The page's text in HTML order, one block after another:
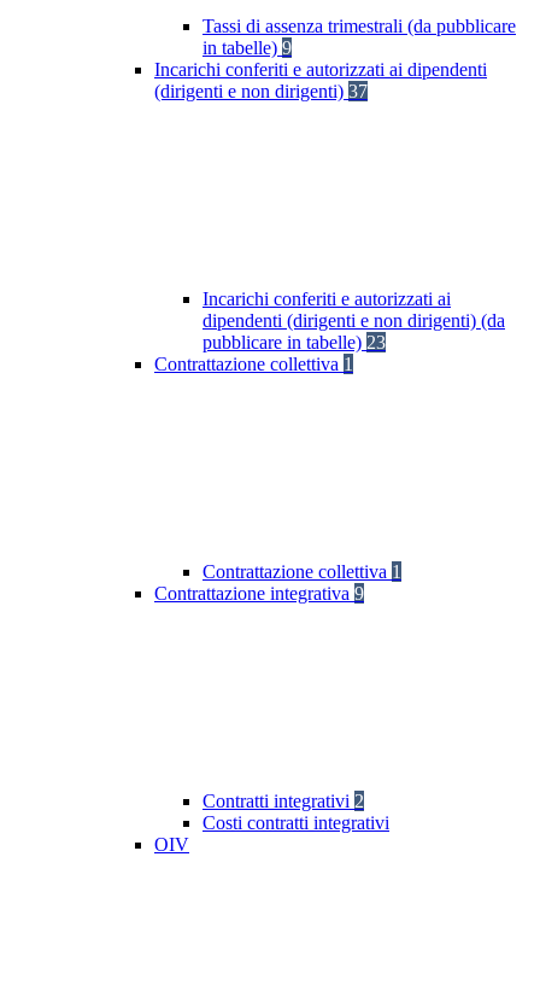
Tassi di assenza trimestrali (da pubblicare
in tabelle) 9
Incarichi conferiti e autorizzati ai dipendenti
(dirigenti e non dirigenti) 37
Incarichi conferiti e autorizzati ai
dipendenti (dirigenti e non dirigenti) (da
pubblicare in tabelle) 23
Contrattazione collettiva 1
Contrattazione collettiva 1
Contrattazione integrativa 9
Contratti integrativi 2
Costi contratti integrativi
OIV